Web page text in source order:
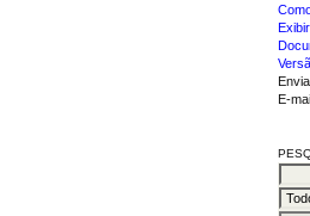
E-